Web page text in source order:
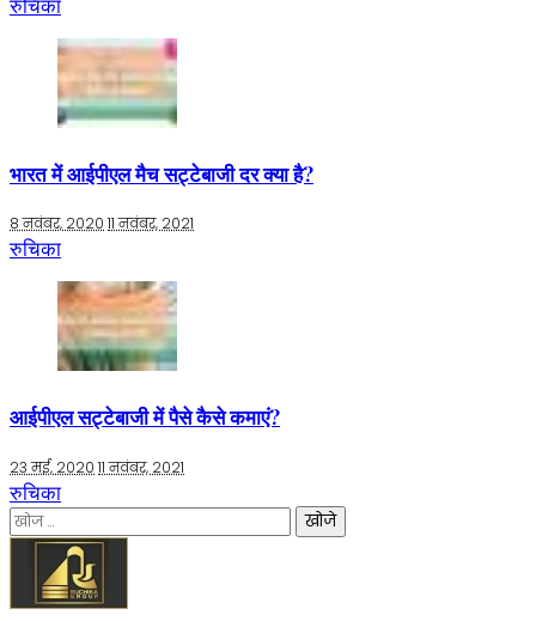
भारत में आईपीएल मैच सट्टेबाजी दर क्या है?
8 नवंबर, 202011 नवंबर, 2021
रुचिका
आईपीएल सट्टेबाजी में पैसे कैसे कमाएं?
23 मई, 2020 11 नवंबर, 2021
रुचिका
निम्न
को